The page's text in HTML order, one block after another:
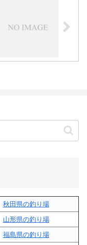
秋田県の釣り場
山形県の釣り場
福島県の釣り場